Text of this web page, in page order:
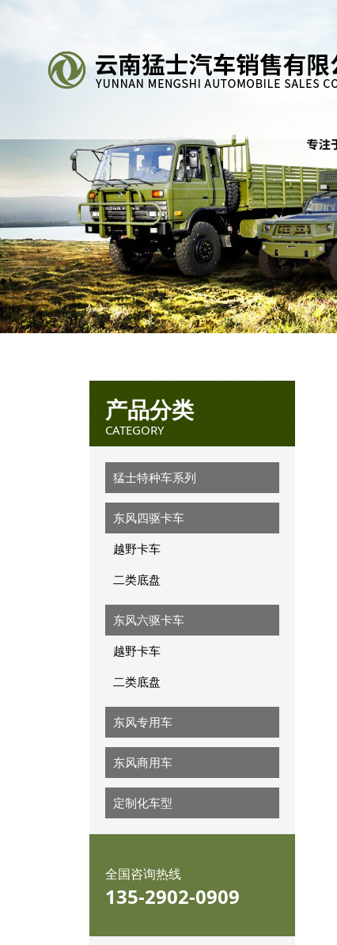
产品分类
CATEGORY
猛士特种车系列
东风四驱卡车
越野卡车
二类底盘
东风六驱卡车
越野卡车
二类底盘
东风专用车
东风商用车
定制化车型
全国咨询热线
135-2902-0909